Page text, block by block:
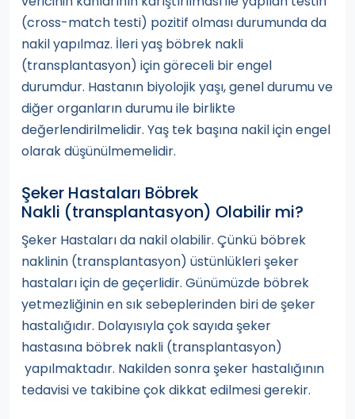
(cross-match testi) pozitif olması durumunda da
nakil yapılmaz. İleri yaş böbrek nakli
(transplantasyon) için göreceli bir engel
durumdur. Hastanın biyolojik yaşı, genel durumu ve
diğer organların durumu ile birlikte
değerlendirilmelidir. Yaş tek başına nakil için engel
olarak düşünülmemelidir.
Şeker Hastaları Böbrek
Nakli (transplantasyon) Olabilir mi?
Şeker Hastaları da nakil olabilir. Çünkü böbrek
naklinin (transplantasyon) üstünlükleri şeker
hastaları için de geçerlidir. Günümüzde böbrek
yetmezliğinin en sık sebeplerinden biri de şeker
hastalığıdır. Dolayısıyla çok sayıda şeker
hastasına böbrek nakli (transplantasyon)
yapılmaktadır. Nakilden sonra şeker hastalığının
tedavisi ve takibine çok dikkat edilmesi gerekir.